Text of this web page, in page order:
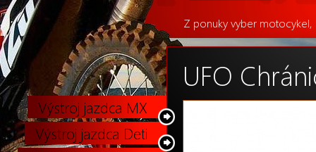
UFO
Výstroj jazdca MX
Výstroj jazdca Deti